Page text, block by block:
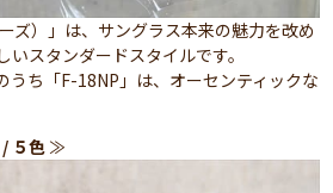
ズ）」は、サングラス本来の魅力を改め
スタンダードスタイルです。
うち「F-18NP」は、オーセンティックな
５色 ≫